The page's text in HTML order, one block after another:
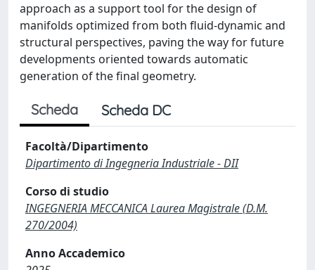
approach as a support tool for the design of
manifolds optimized from both fluid-dynamic and
structural perspectives, paving the way for future
developments oriented towards automatic
generation of the final geometry.
Scheda Scheda DC
Facoltà/Dipartimento
Dipartimento di Ingegneria Industriale - DII
Corso di studio
INGEGNERIA MECCANICA Laurea Magistrale (D.M.
270/2004)
Anno Accademico